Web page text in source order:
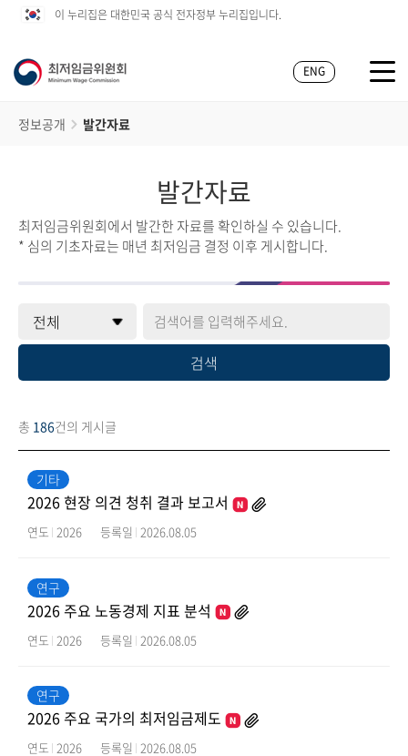
이 누리집은 대한민국 공식 전자정부 누리집입니다.
ENG
정보공개 발간자료
발간자료
최저임금위원회에서 발간한 자료를 확인하실 수 있습니다.
* 심의 기초자료는 매년 최저임금 결정 이후 게시합니다.
총 186건의 게시글
검색
기타
2026 현장 의견 청취 결과 보고서
연도 2026 등록일 2026.08.05
연구
2026 주요 노동경제 지표 분석
연도 2026 등록일 2026.08.05
연구
2026 주요 국가의 최저임금제도
연도 2026 등록일 2026.08.05